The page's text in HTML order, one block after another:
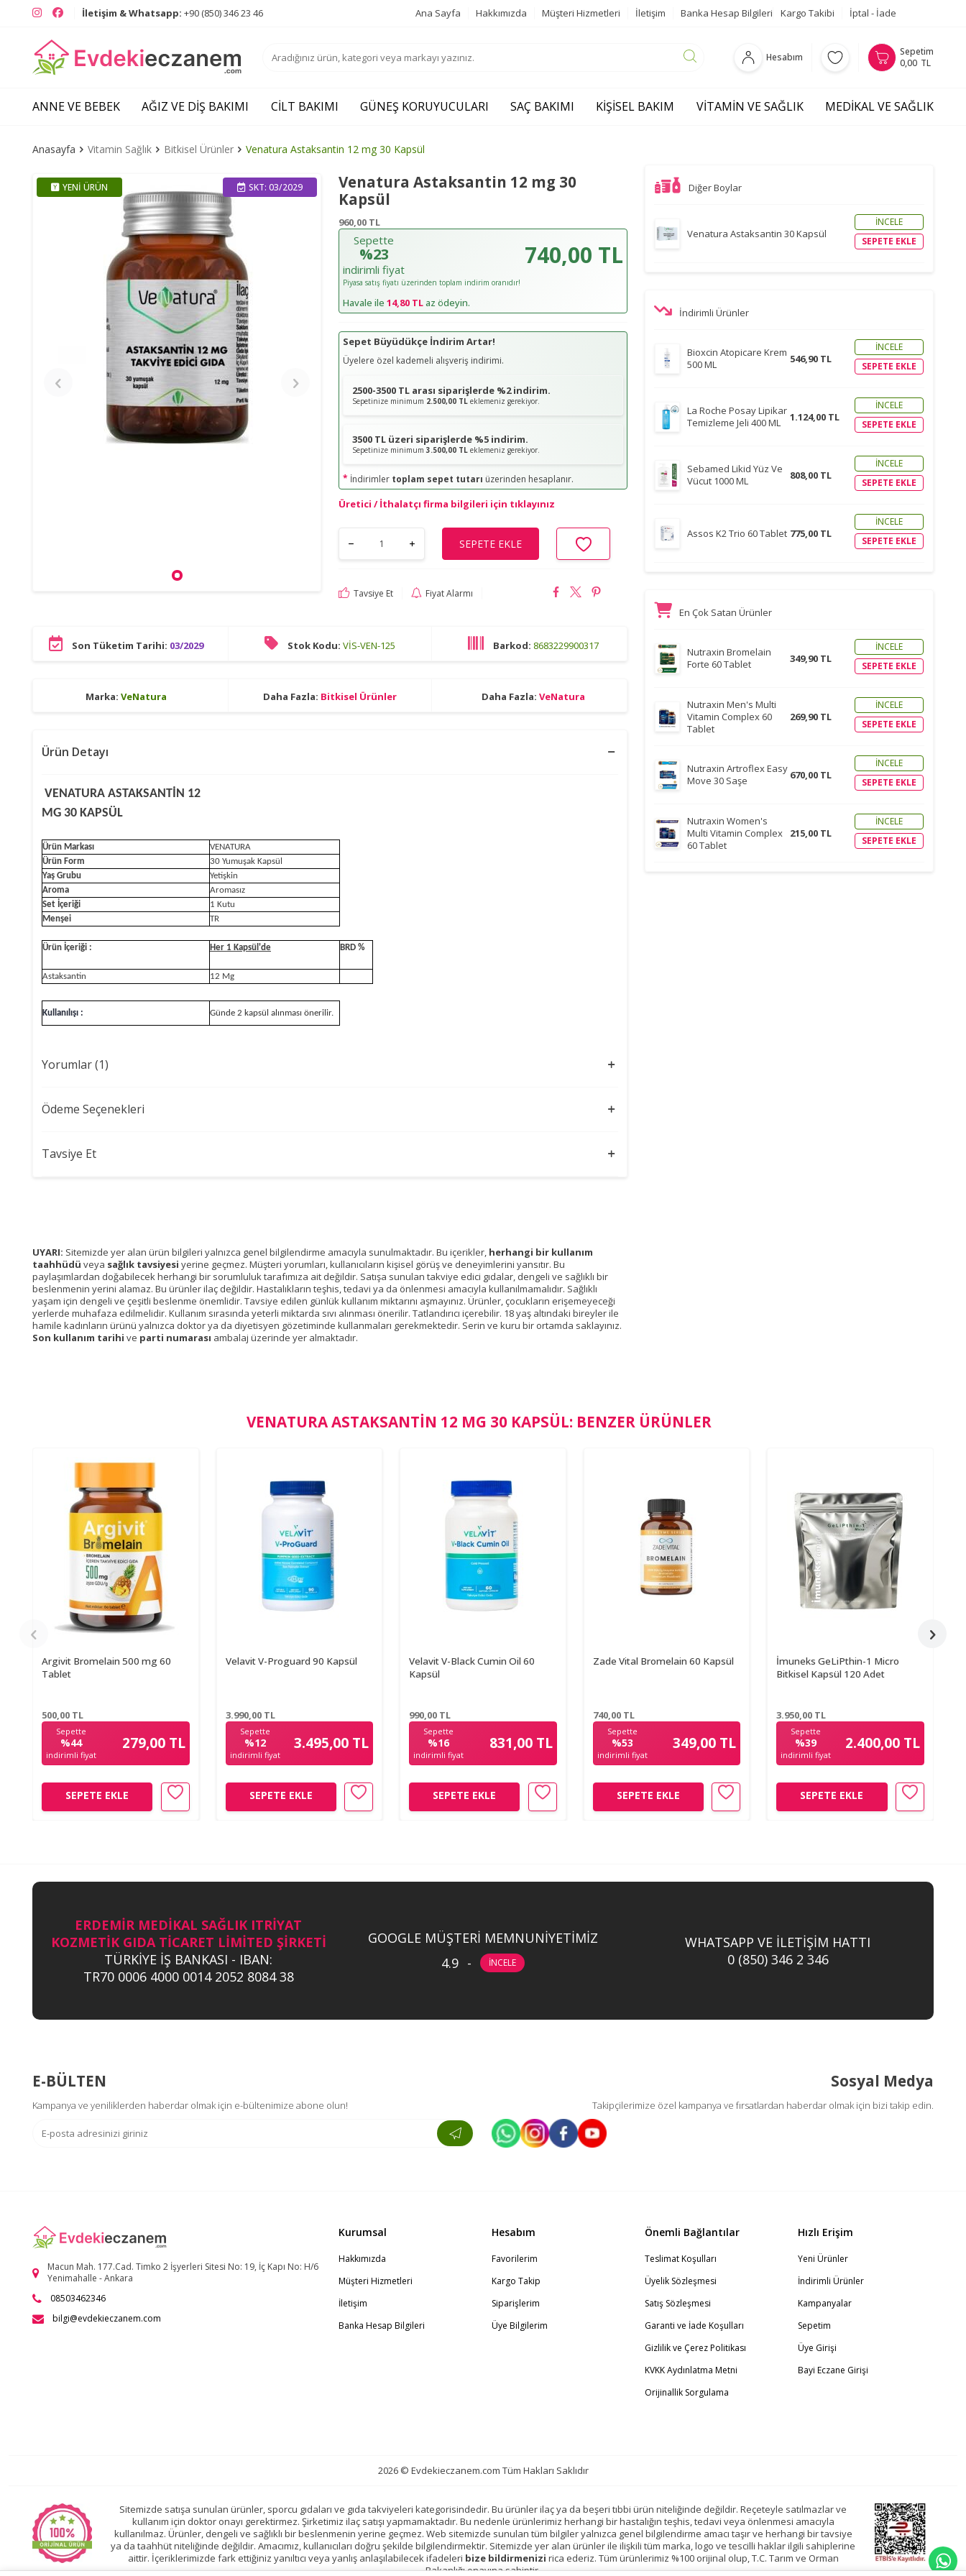
InstagramFacebookİletişim & Whatsapp: +90 (850) 346 23 46 Ana Sayfa Hakkımızda Müşteri Hizmetleri İletişim Banka Hesap Bilgileri Kargo Takibi İptal - İade
Hesabım
Sepetim
0,00 TL
ANNE VE BEBEK AĞIZ VE DIŞ BAKIMI CILT BAKIMI GÜNEŞ KORUYUCULARI SAÇ BAKIMI KIŞISEL BAKIM VITAMIN VE SAĞLIK MEDIKAL VE SAĞLIK
Anasayfa Vitamin Sağlık Bitkisel Ürünler Venatura Astaksantin 12 mg 30 Kapsül
YENI ÜRÜN SKT: 03/2029
Venatura Astaksantin 12 mg 30
Kapsül
960,00 TL
Sepette
%23
indirimli fiyat
740,00 TL
Piyasa satış fiyatı üzerinden toplam indirim oranıdır!
Havale ile 14,80 TLaz ödeyin.
Sepet Büyüdükçe İndirim Artar!
Üyelere özel kademeli alışveriş indirimi.
2500-3500 TL arası siparişlerde %2 indirim.
Sepetinize minimum 2.500,00 TL eklemeniz gerekiyor.
3500 TL üzeri siparişlerde %5 indirim.
Sepetinize minimum 3.500,00 TL eklemeniz gerekiyor.
* İndirimler toplam sepet tutarı üzerinden hesaplanır.
Üretici / İthalatçı firma bilgileri için tıklayınız
SEPETE EKLE
Tavsiye Et Fiyat Alarmı
Son Tüketim Tarihi: 03/2029 Stok Kodu: VİS-VEN-125 Barkod: 8683229900317
Marka: VeNatura Daha Fazla: Bitkisel Ürünler Daha Fazla: VeNatura
Ürün Detayı
VENATURA ASTAKSANTİN 12
MG 30 KAPSÜL
Ürün Markası
VENATURA
Ürün Form
30 Yumuşak Kapsül
Yaş Grubu
Yetişkin
Aroma
Aromasız
Set İçeriği
1 Kutu
Menşei
TR
Ürün İçeriği : Her 1 Kapsül'de BRD %
Astaksantin 12 Mg
Kullanılışı : Günde 2 kapsül alınması önerilir.
Yorumlar (1)
Ödeme Seçenekleri
Tavsiye Et
UYARI: Sitemizde yer alan ürün bilgileri yalnızca genel bilgilendirme amacıyla sunulmaktadır. Bu içerikler, herhangi bir kullanım
taahhüdü veya sağlık tavsiyesi yerine geçmez. Müşteri yorumları, kullanıcıların kişisel görüş ve deneyimlerini yansıtır. Bu
paylaşımlardan doğabilecek herhangi bir sorumluluk tarafımıza ait değildir. Satışa sunulan takviye edici gıdalar, dengeli ve sağlıklı bir
beslenmenin yerini alamaz. Bu ürünler ilaç değildir. Hastalıkların teşhis, tedavi ya da önlenmesi amacıyla kullanılmamalıdır. Sağlıklı
yaşam için dengeli ve çeşitli beslenme önemlidir. Tavsiye edilen günlük kullanım miktarını aşmayınız. Ürünler, çocukların erişemeyeceği
yerlerde muhafaza edilmelidir. Kullanım sırasında yeterli miktarda sıvı alınması önerilir. Tatlandırıcı içerebilir. 18 yaş altındaki bireyler ile
hamile kadınların ürünü yalnızca doktor ya da diyetisyen gözetiminde kullanmaları gerekmektedir. Serin ve kuru bir ortamda saklayınız.
Son kullanım tarihi ve parti numarası ambalaj üzerinde yer almaktadır.
Diğer Boylar
Venatura Astaksantin 30 Kapsül
İNCELE
SEPETE EKLE
İndirimli Ürünler
Bioxcin Atopicare Krem
500 ML
546,90 TL
İNCELE
SEPETE EKLE
La Roche Posay Lipikar
Temizleme Jeli 400 ML
1.124,00 TL
İNCELE
SEPETE EKLE
Sebamed Likid Yüz Ve
Vücut 1000 ML
808,00 TL
İNCELE
SEPETE EKLE
Assos K2 Trio 60 Tablet 775,00 TL
İNCELE
SEPETE EKLE
En Çok Satan Ürünler
Nutraxin Bromelain
Forte 60 Tablet
349,90 TL
İNCELE
SEPETE EKLE
Nutraxin Men's Multi
Vitamin Complex 60
Tablet
269,90 TL
İNCELE
SEPETE EKLE
Nutraxin Artroflex Easy
Move 30 Saşe
670,00 TL
İNCELE
SEPETE EKLE
Nutraxin Women's
Multi Vitamin Complex
60 Tablet
215,00 TL
İNCELE
SEPETE EKLE
VENATURA ASTAKSANTIN 12 MG 30 KAPSÜL: BENZER ÜRÜNLER
Argivit Bromelain 500 mg 60
Tablet
500,00 TL
Sepette
%44
indirimli fiyat
279,00 TL
SEPETE EKLE
Velavit V-Proguard 90 Kapsül
3.990,00TL
Sepette
%12
indirimli fiyat
3.495,00 TL
SEPETE EKLE
Velavit V-Black Cumin Oil 60
Kapsül
990,00 TL
Sepette
%16
indirimli fiyat
831,00 TL
SEPETE EKLE
Zade Vital Bromelain 60 Kapsül
740,00TL
Sepette
%53
indirimli fiyat
349,00 TL
SEPETE EKLE
İmuneks GeLiPthin-1 Micro
Bitkisel Kapsül 120 Adet
3.950,00 TL
Sepette
%39
indirimli fiyat
2.400,00 TL
SEPETE EKLE
ERDEMİR MEDİKAL SAĞLIK ITRİYAT
KOZMETİK GIDA TİCARET LİMİTED ŞİRKETİ
TÜRKİYE İŞ BANKASI - IBAN:
TR70 0006 4000 0014 2052 8084 38
GOOGLE MÜŞTERİ MEMNUNİYETİMİZ
4.9 - İNCELE
WHATSAPP VE İLETİŞİM HATTI
0 (850) 346 2 346
E-BÜLTEN
Kampanya ve yeniliklerden haberdar olmak için e-bültenimize abone olun!
Sosyal Medya
Takipçilerimize özel kampanya ve fırsatlardan haberdar olmak için bizi takip edin.
Macun Mah. 177.Cad. Timko 2 İşyerleri Sitesi No: 19, İç Kapı No: H/6
Yenimahalle - Ankara
08503462346
bilgi@evdekieczanem.com
Kurumsal
Hakkımızda
Müşteri Hizmetleri
İletişim
Banka Hesap Bilgileri
Hesabım
Favorilerim
Kargo Takip
Siparişlerim
Üye Bilgilerim
Önemli Bağlantılar
Teslimat Koşulları
Üyelik Sözleşmesi
Satış Sözleşmesi
Garanti ve İade Koşulları
Gizlilik ve Çerez Politikası
KVKK Aydınlatma Metni
Orijinallik Sorgulama
Hızlı Erişim
Yeni Ürünler
İndirimli Ürünler
Kampanyalar
Sepetim
Üye Girişi
Bayi Eczane Girişi
2026 © Evdekieczanem.com Tüm Hakları Saklıdır
Sitemizde satışa sunulan ürünler, sporcu gıdaları ve gıda takviyeleri kategorisindedir. Bu ürünler ilaç ya da beşeri tıbbi ürün niteliğinde değildir. Reçeteyle satılmazlar ve
kullanım için doktor onayı gerektirmez. Şirketimiz ilaç satışı yapmamaktadır. Bu nedenle ürünlerimiz herhangi bir hastalığın teşhis, tedavi veya önlenmesi amacıyla
kullanılmaz. Ürünler, dengeli ve sağlıklı bir beslenmenin yerine geçmez. Web sitemizde sunulan tüm bilgiler yalnızca genel bilgilendirme amacı taşır ve herhangi bir tavsiye
ya da taahhüt niteliğinde değildir. Amacımız, kullanıcıları doğru şekilde bilgilendirmektir. Sitemizde yer alan ürünler ile ilişkili tüm marka, logo ve tescilli haklar ilgili sahiplerine
aittir. İçeriklerimizde fark ettiğiniz yanıltıcı veya yanlış anlaşılabilecek ifadeleri bize bildirmenizi rica ederiz. Tüm ürünlerimiz %100 orijinal olup, T.C. Tarım ve Orman
Bakanlığı onayına sahiptir.